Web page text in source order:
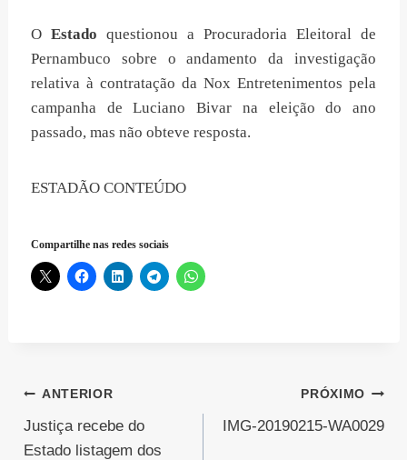
O Estado questionou a Procuradoria Eleitoral de
Pernambuco sobre o andamento da investigação
relativa à contratação da Nox Entretenimentos pela
campanha de Luciano Bivar na eleição do ano
passado, mas não obteve resposta.
ESTADÃO CONTEÚDO
Compartilhe nas redes sociais
Navegação
de
ANTERIOR
Justiça recebe do
Estado listagem dos
PRÓXIMO
IMG-20190215-WA0029